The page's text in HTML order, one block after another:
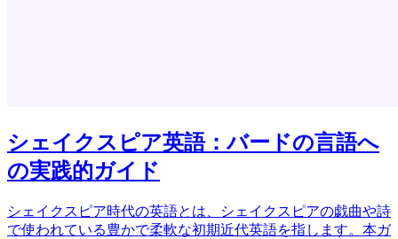
シェイクスピア英語：バードの言語へ
の実践的ガイド
シェイクスピア時代の英語とは、シェイクスピアの戯曲や詩
で使われている豊かで柔軟な初期近代英語を指します。本ガ